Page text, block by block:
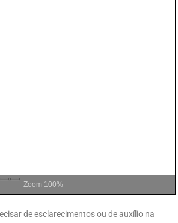
Zoom 100%
de esclarecimentos ou de auxílio na